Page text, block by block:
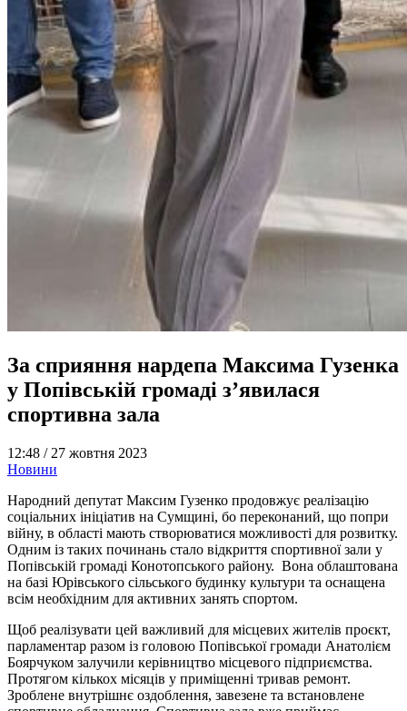
За сприяння нардепа Максима Гузенка
у Попівській громаді з’явилася
спортивна зала
12:48 / 27 жовтня 2023
Новини
Народний депутат Максим Гузенко продовжує реалізацію
соціальних ініціатив на Сумщині, бо переконаний, що попри
війну, в області мають створюватися можливості для розвитку.
Одним із таких починань стало відкриття спортивної зали у
Попівській громаді Конотопського району. Вона облаштована
на базі Юрівського сільського будинку культури та оснащена
всім необхідним для активних занять спортом.
Щоб реалізувати цей важливий для місцевих жителів проєкт,
парламентар разом із головою Попівської громади Анатолієм
Боярчуком залучили керівництво місцевого підприємства.
Протягом кількох місяців у приміщенні тривав ремонт.
Зроблене внутрішнє оздоблення, завезене та встановлене